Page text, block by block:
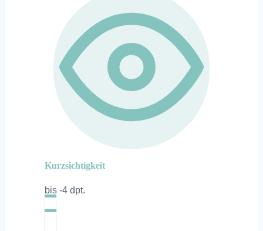
Kurzsichtigkeit
bis -4 dpt.